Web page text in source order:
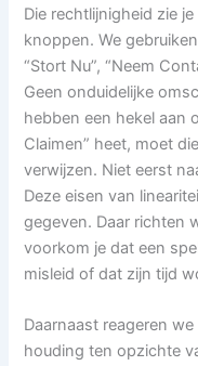
Die rechtlijnigheid zie
knoppen. We
“Stort Nu”, “Neem
Geen onduidelijke
hebben een hekel aan
Claimen” heet, moet
verwijzen. Niet eerst
Deze eisen van
gegeven. Daar richten
voorkom je dat een
misleid of dat zijn tijd
Daarnaast reageren
houding ten opzichte